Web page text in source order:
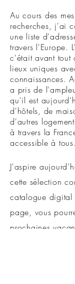
Au cours des
recherches, j'ai
une liste
travers l'Europe.
c'était avant tout
lieux uniques
connaissances.
a pris de
qu'il est
d'hôtels, de
d'autres
à travers la
accessible à tous.
J'aspire
cette sélection
catalogue
page, vous
prochaines